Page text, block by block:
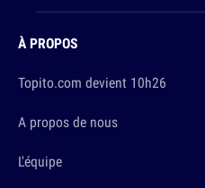
À PROPOS
Topito.com devient 10h26
A propos de nous
L'équipe